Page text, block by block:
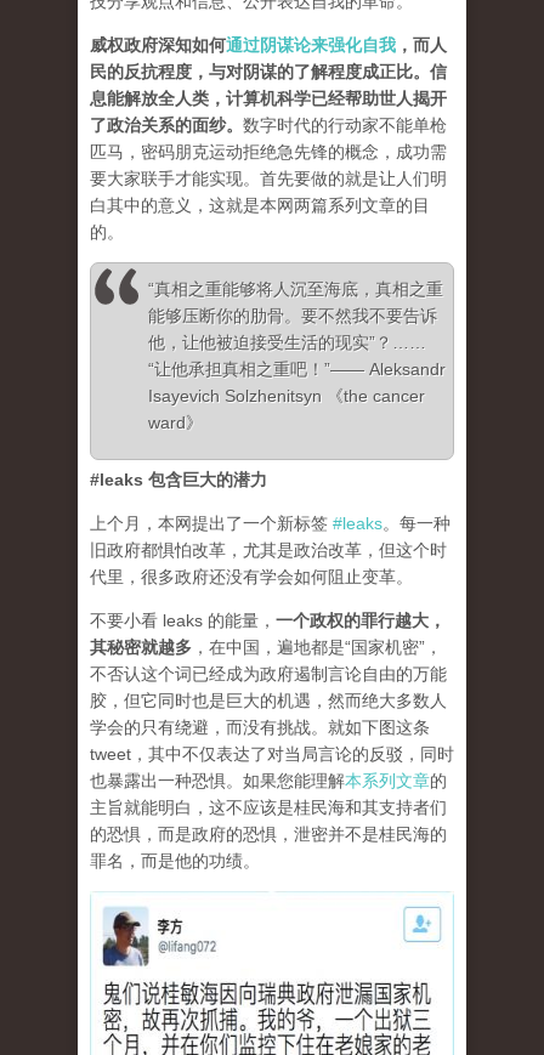
威权政府深知如何通过阴谋论来强化自我 ，而人
民的反抗程度，与对阴谋的了解程度成正比。信
息能解放全人类，计算机科学已经帮助世人揭开
了政治关系的面纱。 数字时代的行动家不能单枪
匹马，密码朋克运动拒绝急先锋的概念，成功需
要大家联手才能实现。首先要做的就是让人们明
白其中的意义，这就是本网两篇系列文章的目
的。
“真相之重能够将人沉至海底，真相之重
能够压断你的肋骨。要不然我不要告诉
他，让他被迫接受生活的现实”？……
“让他承担真相之重吧！”—— Aleksandr
Isayevich Solzhenitsyn 《the cancer
ward》
#leaks 包含巨大的潜力
上个月，本网提出了一个新标签 #leaks。每一种
旧政府都惧怕改革，尤其是政治改革，但这个时
代里，很多政府还没有学会如何阻止变革。
不要小看 leaks 的能量， 一个政权的罪行越大，
其秘密就越多 ，在中国，遍地都是“国家机密”，
不否认这个词已经成为政府遏制言论自由的万能
胶，但它同时也是巨大的机遇，然而绝大多数人
学会的只有绕避，而没有挑战。就如下图这条
tweet，其中不仅表达了对当局言论的反驳，同时
也暴露出一种恐惧。如果您能理解本系列文章的
主旨就能明白，这不应该是桂民海和其支持者们
的恐惧，而是政府的恐惧，泄密并不是桂民海的
罪名，而是他的功绩。